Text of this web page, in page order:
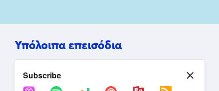
Υπόλοιπα επεισόδια